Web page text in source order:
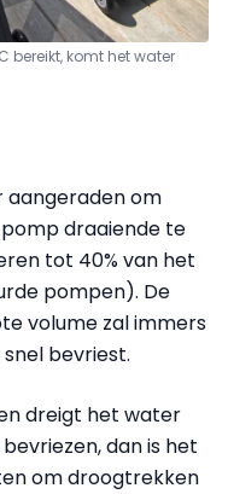
bereikt, komt het water
aangeraden om
draaiende te
tot 40% van het
pompen). De
volume zal immers
bevriest.
dreigt het water
dan is het
om droogtrekken